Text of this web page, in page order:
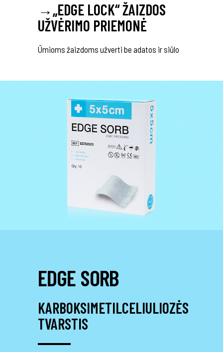
→„EDGE LOCK“ ŽAIZDOS
UŽVĖRIMO PRIEMONĖ
Ūmioms žaizdoms užverti be adatos ir siūlo
EDGE SORB
KARBOKSIMETILCELIULIOZĖS
TVARSTIS